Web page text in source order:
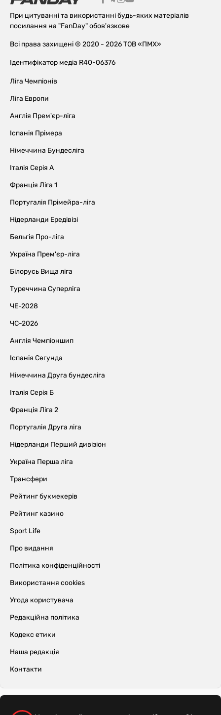
При цитуванні та використанні будь-яких матеріалів
посилання на "FanDay" обов'язкове
Всі права захищені © 2020 - 2026 ТОВ «ПМХ»
Ідентифікатор медіа R40-06376
Ліга Чемпіонів
Ліга Европи
Англія Прем'єр-ліга
Іспанія Прімера
Німеччина Бундесліга
Італія Серія А
Франція Ліга 1
Португалія Прімейра-ліга
Нідерланди Ередівізі
Бельгія Про-ліга
Україна Прем'єр-ліга
Білорусь Вища ліга
Туреччина Суперліга
ЧЕ-2028
ЧС-2026
Англія Чемпіоншип
Іспанія Сегунда
Німеччина Друга бундесліга
Італія Серія Б
Франція Ліга 2
Португалія Друга ліга
Нідерланди Перший дивізіон
Україна Перша ліга
Трансфери
Рейтинг букмекерів
Рейтинг казино
Sport Life
Про видання
Політика конфіденційності
Використання cookies
Угода користувача
Редакційна політика
Кодекс етики
Наша редакція
Контакти